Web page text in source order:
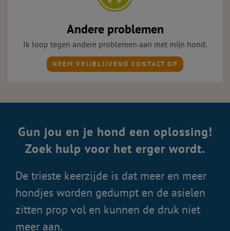
Andere problemen
Ik loop tegen andere problemen aan met mijn hond.
NEEM VRIJBLIJVEND CONTACT OP
Gun jou en je hond een oplossing!
Zoek hulp voor het erger wordt.
De trieste keerzijde is dat meer en meer
hondjes worden gedumpt en de asielen
zitten prop vol en kunnen de druk niet
meer aan.